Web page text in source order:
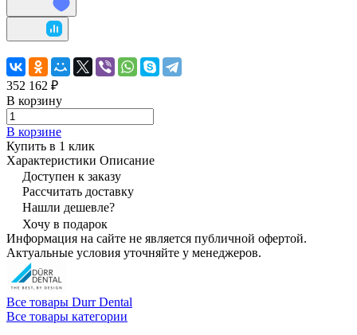
352 162 ₽
В корзину
В корзине
Купить в 1 клик
Характеристики Описание
Доступен к заказу
Рассчитать доставку
Нашли дешевле?
Хочу в подарок
Информация на сайте не является публичной офертой.
Актуальные условия уточняйте у менеджеров.
Все товары Durr Dental
Все товары категории